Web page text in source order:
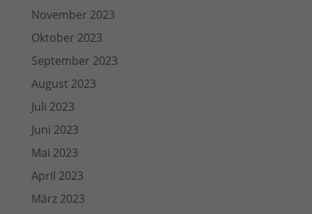
November 2023
Oktober 2023
September 2023
August 2023
Juli 2023
Juni 2023
Mai 2023
April 2023
März 2023